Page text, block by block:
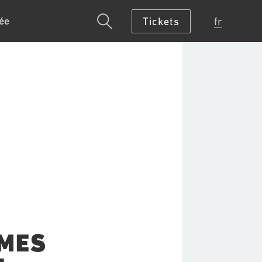
Tickets fr